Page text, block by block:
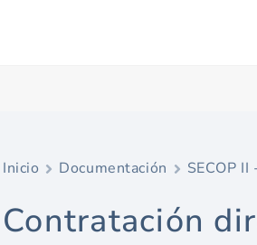
Inicio Documentación SECOP
Contratación